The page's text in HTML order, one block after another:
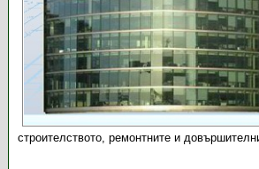
строителството, ремонтните и